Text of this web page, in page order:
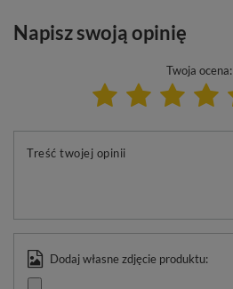
Napisz swoją opinię
Twoja ocena:
Treść twojej opinii
Dodaj własne zdjęcie produktu: